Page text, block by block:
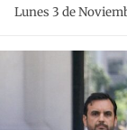
Lunes 3 de